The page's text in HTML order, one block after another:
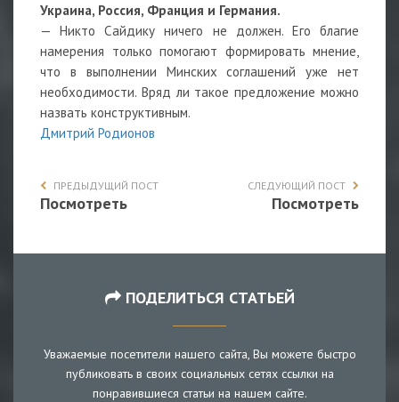
Украина, Россия, Франция и Германия.
— Никто Сайдику ничего не должен. Его благие
намерения только помогают формировать мнение,
что в выполнении Минских соглашений уже нет
необходимости. Вряд ли такое предложение можно
назвать конструктивным.
Дмитрий Родионов
ПРЕДЫДУЩИЙ ПОСТ
Посмотреть
СЛЕДУЮЩИЙ ПОСТ
Посмотреть
ПОДЕЛИТЬСЯ СТАТЬЕЙ
Уважаемые посетители нашего сайта, Вы можете быстро
публиковать в своих социальных сетях ссылки на
понравившиеся статьи на нашем сайте.